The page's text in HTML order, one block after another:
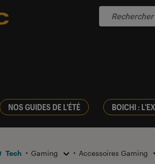
NOS GUIDES DE L'ÉTÉ BOICHI :
Tech Gaming Accessoires Gaming